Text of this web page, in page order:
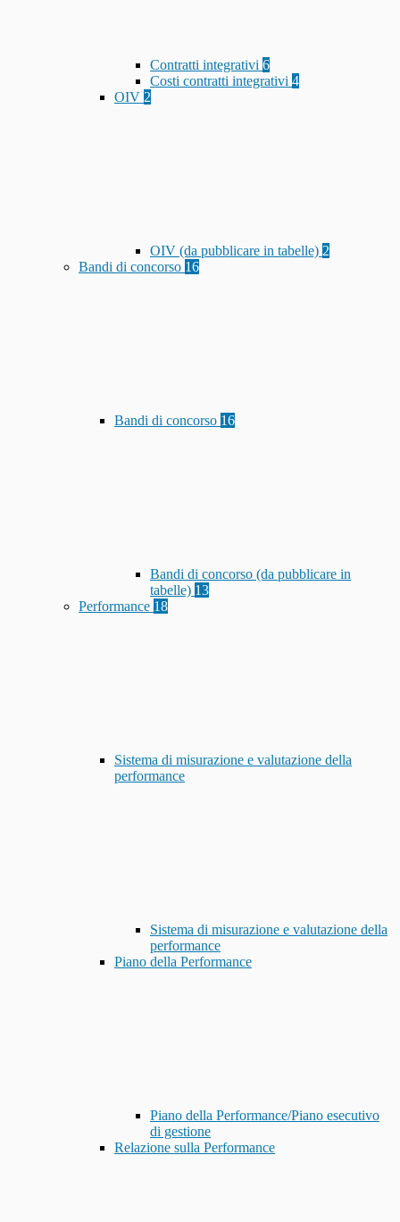
Contratti integrativi 6
Costi contratti integrativi 4
OIV 2
OIV (da pubblicare in tabelle) 2
Bandi di concorso 16
Bandi di concorso 16
Bandi di concorso (da pubblicare in
tabelle) 13
Performance 18
Sistema di misurazione e valutazione della
performance
Sistema di misurazione e valutazione della
performance
Piano della Performance
Piano della Performance/Piano esecutivo
di gestione
Relazione sulla Performance